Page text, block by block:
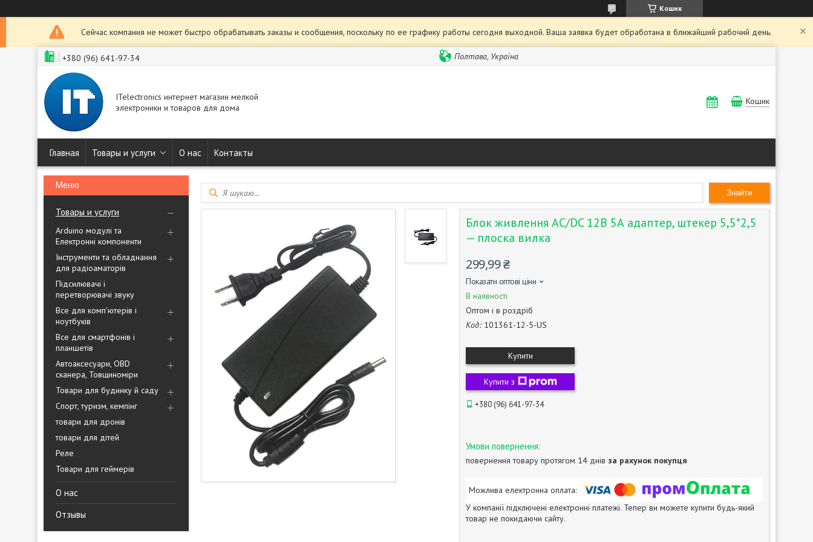
Кошик
Сейчас компания не может быстро обрабатывать заказы и сообщения, поскольку по ее графику работы сегодня выходной. Ваша заявка будет обработана в ближайший рабочий день.
+380 (96) 641-97-34 Полтава, Україна
ITelectronics интернет магазин мелкой
электроники и товаров для дома
Кошик
Главная Товары и услуги О нас Контакты
Товары и услуги
Arduino модулі та
Електронні компоненти
Інструменти та обладнання
для радіоаматорів
Підсилювачі і
перетворювачі звуку
Все для комп'ютерів і
ноутбуків
Все для смартфонів і
планшетів
Автоаксесуари, OBD
сканера, Товщиноміри
Товари для будинку й саду
Спорт, туризм, кемпінг
товари для дронів
товари для дітей
Реле
Товари для геймерів
О нас
Отзывы
Знайти
Блок живлення AC/DC 12В 5А адаптер, штекер 5,5*2,5
— плоска вилка
299,99 ₴
Показати оптові ціни
В наявності
Оптом і в роздріб
Код: 101361-12-5-US
Купити
Купити з
+380 (96) 641-97-34
повернення товару протягом 14 днів за рахунок покупця
У компанії підключені електронні платежі. Тепер ви можете купити будь-який
товар не покидаючи сайту.